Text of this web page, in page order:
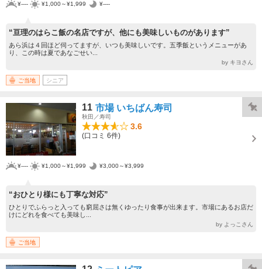
¥---- ¥1,000～¥1,999 ¥----
“亘理のはらこ飯の名店ですが、他にも美味しいものがあります”
あら浜は４回ほど伺ってますが、いつも美味しいです。五季飯というメニューがあ
り、この時は夏であなごせい...
by キヨさん
ご当地 シニア
11 市場 いちばん寿司
秋田／寿司
3.6
(口コミ 6件)
¥---- ¥1,000～¥1,999 ¥3,000～¥3,999
“おひとり様にも丁寧な対応”
ひとりでふらっと入っても窮屈さは無くゆったり食事が出来ます。市場にあるお店だ
けにどれを食べても美味し...
by よっこさん
ご当地